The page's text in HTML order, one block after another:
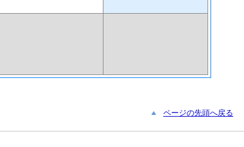
ページの先頭へ戻る